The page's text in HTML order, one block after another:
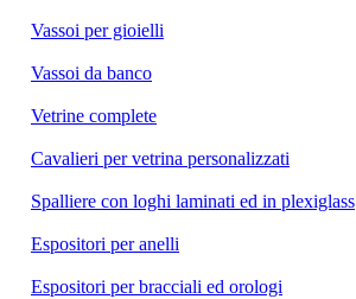
Vassoi per gioielli
Vassoi da banco
Vetrine complete
Cavalieri per vetrina personalizzati
Spalliere con loghi laminati ed in plexiglass
Espositori per anelli
Espositori per bracciali ed orologi